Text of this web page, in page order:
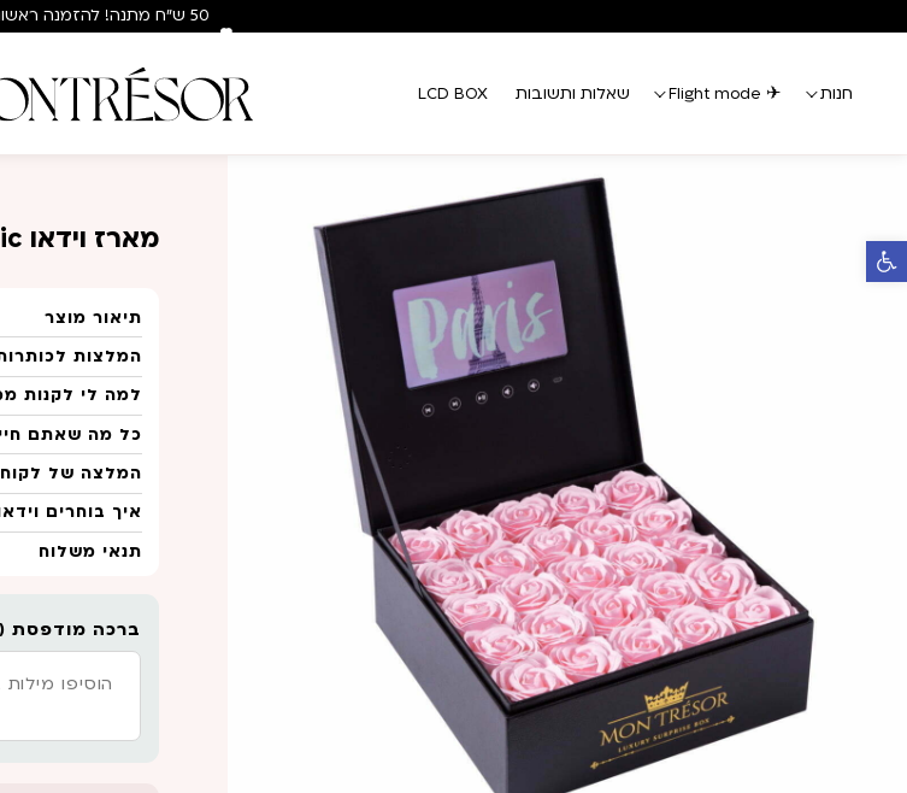
פתח סרגל נגישות
50 ש"ח מתנה! להזמנה
חנות ✈ Flight mode שאלות ותשובות LCD BOX
מארז וידאו classic שחור עם ורד ורוד
תיאור מוצר
המלצות
למה לי לקנות
כל מה שאתם
המלצה של
איך בוחרים
תנאי משלוח
ברכה מודפסת